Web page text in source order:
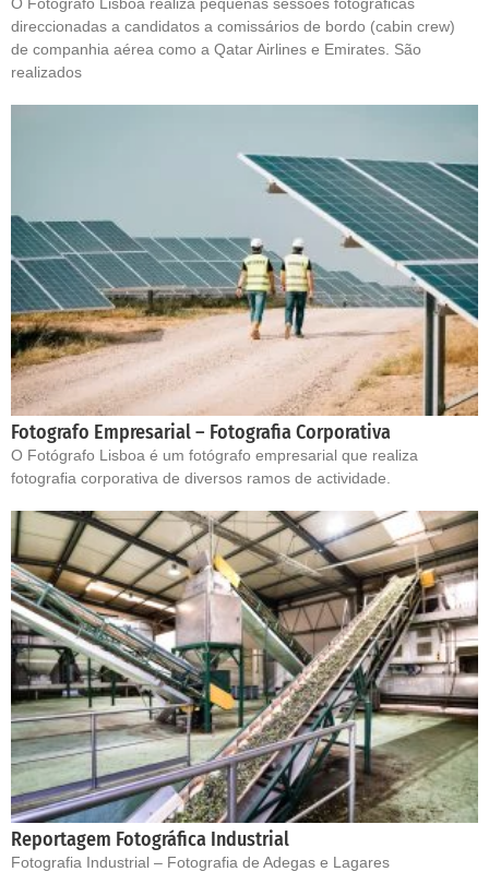
direccionadas a candidatos a comissários de bordo (cabin crew)
de companhia aérea como a Qatar Airlines e Emirates. São
realizados
Fotografo Empresarial – Fotografia Corporativa
O Fotógrafo Lisboa é um fotógrafo empresarial que realiza
fotografia corporativa de diversos ramos de actividade.
Reportagem Fotográfica Industrial
Fotografia Industrial – Fotografia de Adegas e Lagares